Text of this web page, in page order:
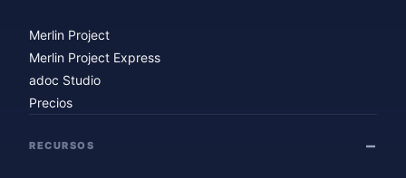
Merlin Project
Merlin Project Express
adoc Studio
Precios
RECURSOS